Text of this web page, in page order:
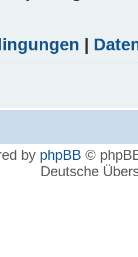
|
by phpBB ©
Deutsche